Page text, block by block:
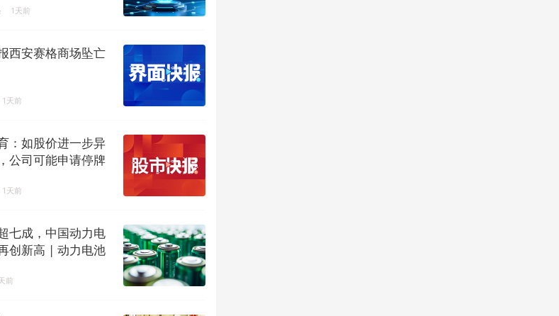
1天前
西安赛格商场坠亡
1天前
：如股价进一步异
公司可能申请停牌
1天前
七成，中国动力电
创新高 | 动力电池
前